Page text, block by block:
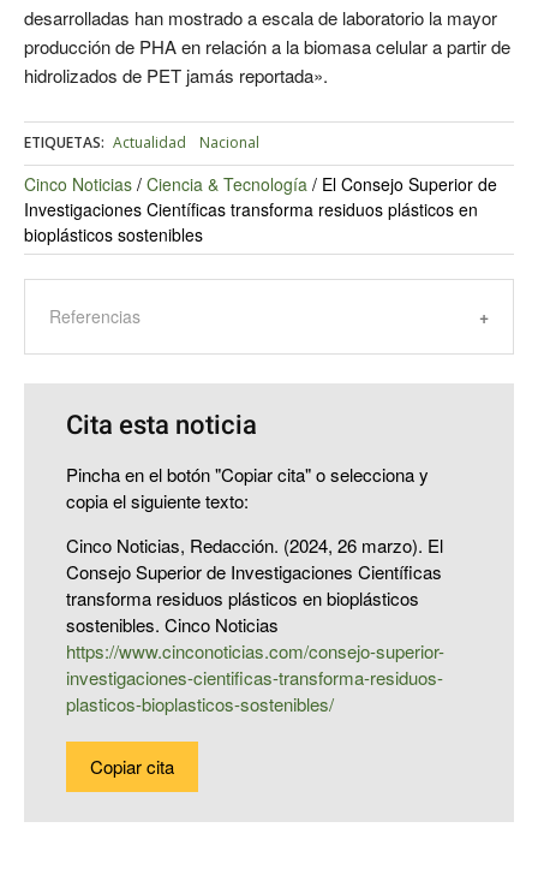
desarrolladas han mostrado a escala de laboratorio la mayor
producción de PHA en relación a la biomasa celular a partir de
hidrolizados de PET jamás reportada».
ETIQUETAS: Actualidad Nacional
Cinco Noticias / Ciencia & Tecnología / El Consejo Superior de
Investigaciones Científicas transforma residuos plásticos en
bioplásticos sostenibles
Referencias
Cita esta noticia
Pincha en el botón "Copiar cita" o selecciona y
copia el siguiente texto:
Cinco Noticias, Redacción. (2024, 26 marzo). El
Consejo Superior de Investigaciones Científicas
transforma residuos plásticos en bioplásticos
sostenibles. Cinco Noticias
https://www.cinconoticias.com/consejo-superior-
investigaciones-cientificas-transforma-residuos-
plasticos-bioplasticos-sostenibles/
Copiar cita